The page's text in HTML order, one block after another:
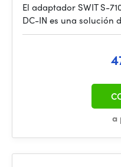
El adaptador SWIT S-
DC-IN es una solución
a